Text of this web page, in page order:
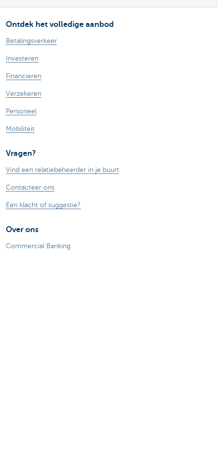
Ontdek het volledige aanbod
Betalingsverkeer
Investeren
Financieren
Verzekeren
Personeel
Mobiliteit
Vragen?
Vind een relatiebeheerder in je buurt
Contacteer ons
Een klacht of suggestie?
Over ons
Commercial Banking